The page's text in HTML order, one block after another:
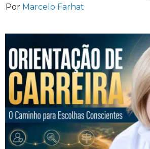
Por Marcelo Farhat